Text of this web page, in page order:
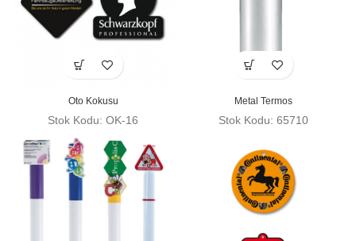
Oto Kokusu
Stok Kodu: OK-16
Metal Termos
Stok Kodu: 65710